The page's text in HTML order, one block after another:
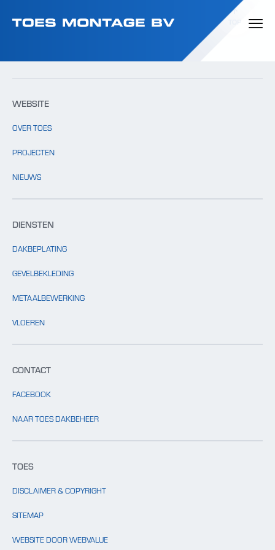
WEBSITE
OVER TOES
PROJECTEN
NIEUWS
DIENSTEN
DAKBEPLATING
GEVELBEKLEDING
METAALBEWERKING
VLOEREN
CONTACT
FACEBOOK
NAAR TOES DAKBEHEER
TOES
DISCLAIMER & COPYRIGHT
SITEMAP
WEBSITE DOOR WEBVALUE